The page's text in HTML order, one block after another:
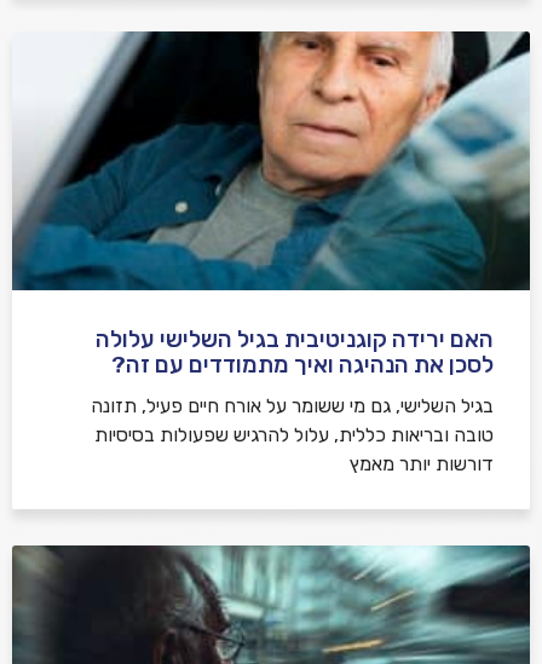
האם ירידה קוגניטיבית בגיל השלישי עלולה
לסכן את הנהיגה ואיך מתמודדים עם זה?
בגיל השלישי, גם מי ששומר על אורח חיים פעיל, תזונה
טובה ובריאות כללית, עלול להרגיש שפעולות בסיסיות
דורשות יותר מאמץ